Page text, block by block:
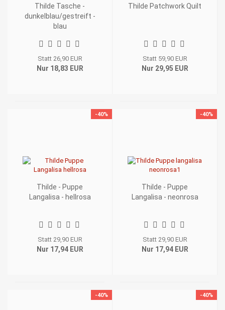
Thilde Tasche -
dunkelblau/gestreift -
blau
Statt 26,90 EUR
Nur 18,83 EUR
Thilde Patchwork Quilt
Statt 59,90 EUR
Nur 29,95 EUR
-40%
Thilde - Puppe
Langalisa - hellrosa
Statt 29,90 EUR
Nur 17,94 EUR
-40%
Thilde - Puppe
Langalisa - neonrosa
Statt 29,90 EUR
Nur 17,94 EUR
-40% -40%